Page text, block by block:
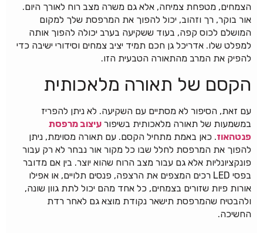
הצמחים, מטפחת צמיחה, אלא גם משרה מצב רוח לאורך היום.
אור בוקר, רך וזהוב, יכול להפוך את המרפסת שלך למקום
המושלם לכוס קפה, בעוד ששקיעה בערב יכולה להפוך אותה
למפלט שלו. אדריכל גן חכם תמיד יציב צמחים וסידורי ישיבה כדי
להפיק את המרב מהתאורה הטבעית הזו.
הקסם של תאורה מלאכותית
עם זאת, הסיפור לא מסתיים עם השקיעה. לא ניתן להפריז
במשמעות של תאורה מלאכותית בשיפור עיצוב מרפסת
פנטהאוז. כאן באמת מתחיל הקסם. עם תאורה מסוימת, ניתן
להפוך את המרפסת לחלל שבו כל מקור אור נבחר לא רק עבור
פונקציונליות אלא גם עבור מצב הרוח שהוא יוצר. בין אם מדובר
בפסי LED רכים המצפים את הרצפה, פנסים תלויים, או אפילו
אורות פיות שזורים בצמחים, כל אחד מהם יכול לתת גוון שונה,
ולהבטיח שהמרפסת תישאר נקודת מוצא גם לאחר רדת
החשיכה.